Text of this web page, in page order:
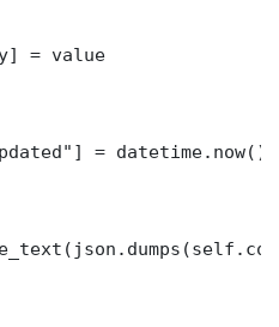
= value
=